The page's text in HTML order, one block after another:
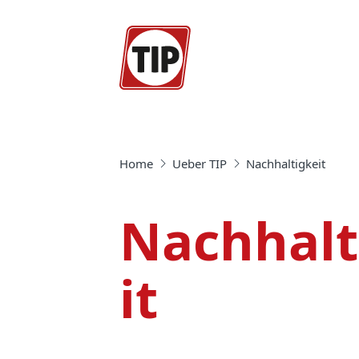
Home Ueber TIP Nachhaltigkeit
it